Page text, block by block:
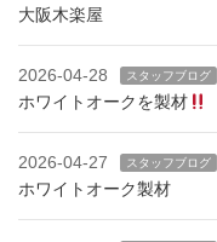
大阪木楽屋
2026-04-28 スタッフブログ
ホワイトオークを製材
2026-04-27 スタッフブログ
ホワイトオーク製材